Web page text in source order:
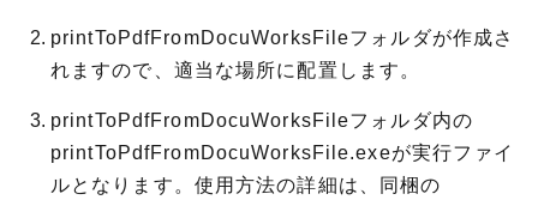
printToPdfFromDocuWorksFileフォルダが作成さ
れますので、適当な場所に配置します。
printToPdfFromDocuWorksFileフォルダ内の
printToPdfFromDocuWorksFile.exeが実行ファイ
ルとなります。使用方法の詳細は、同梱の